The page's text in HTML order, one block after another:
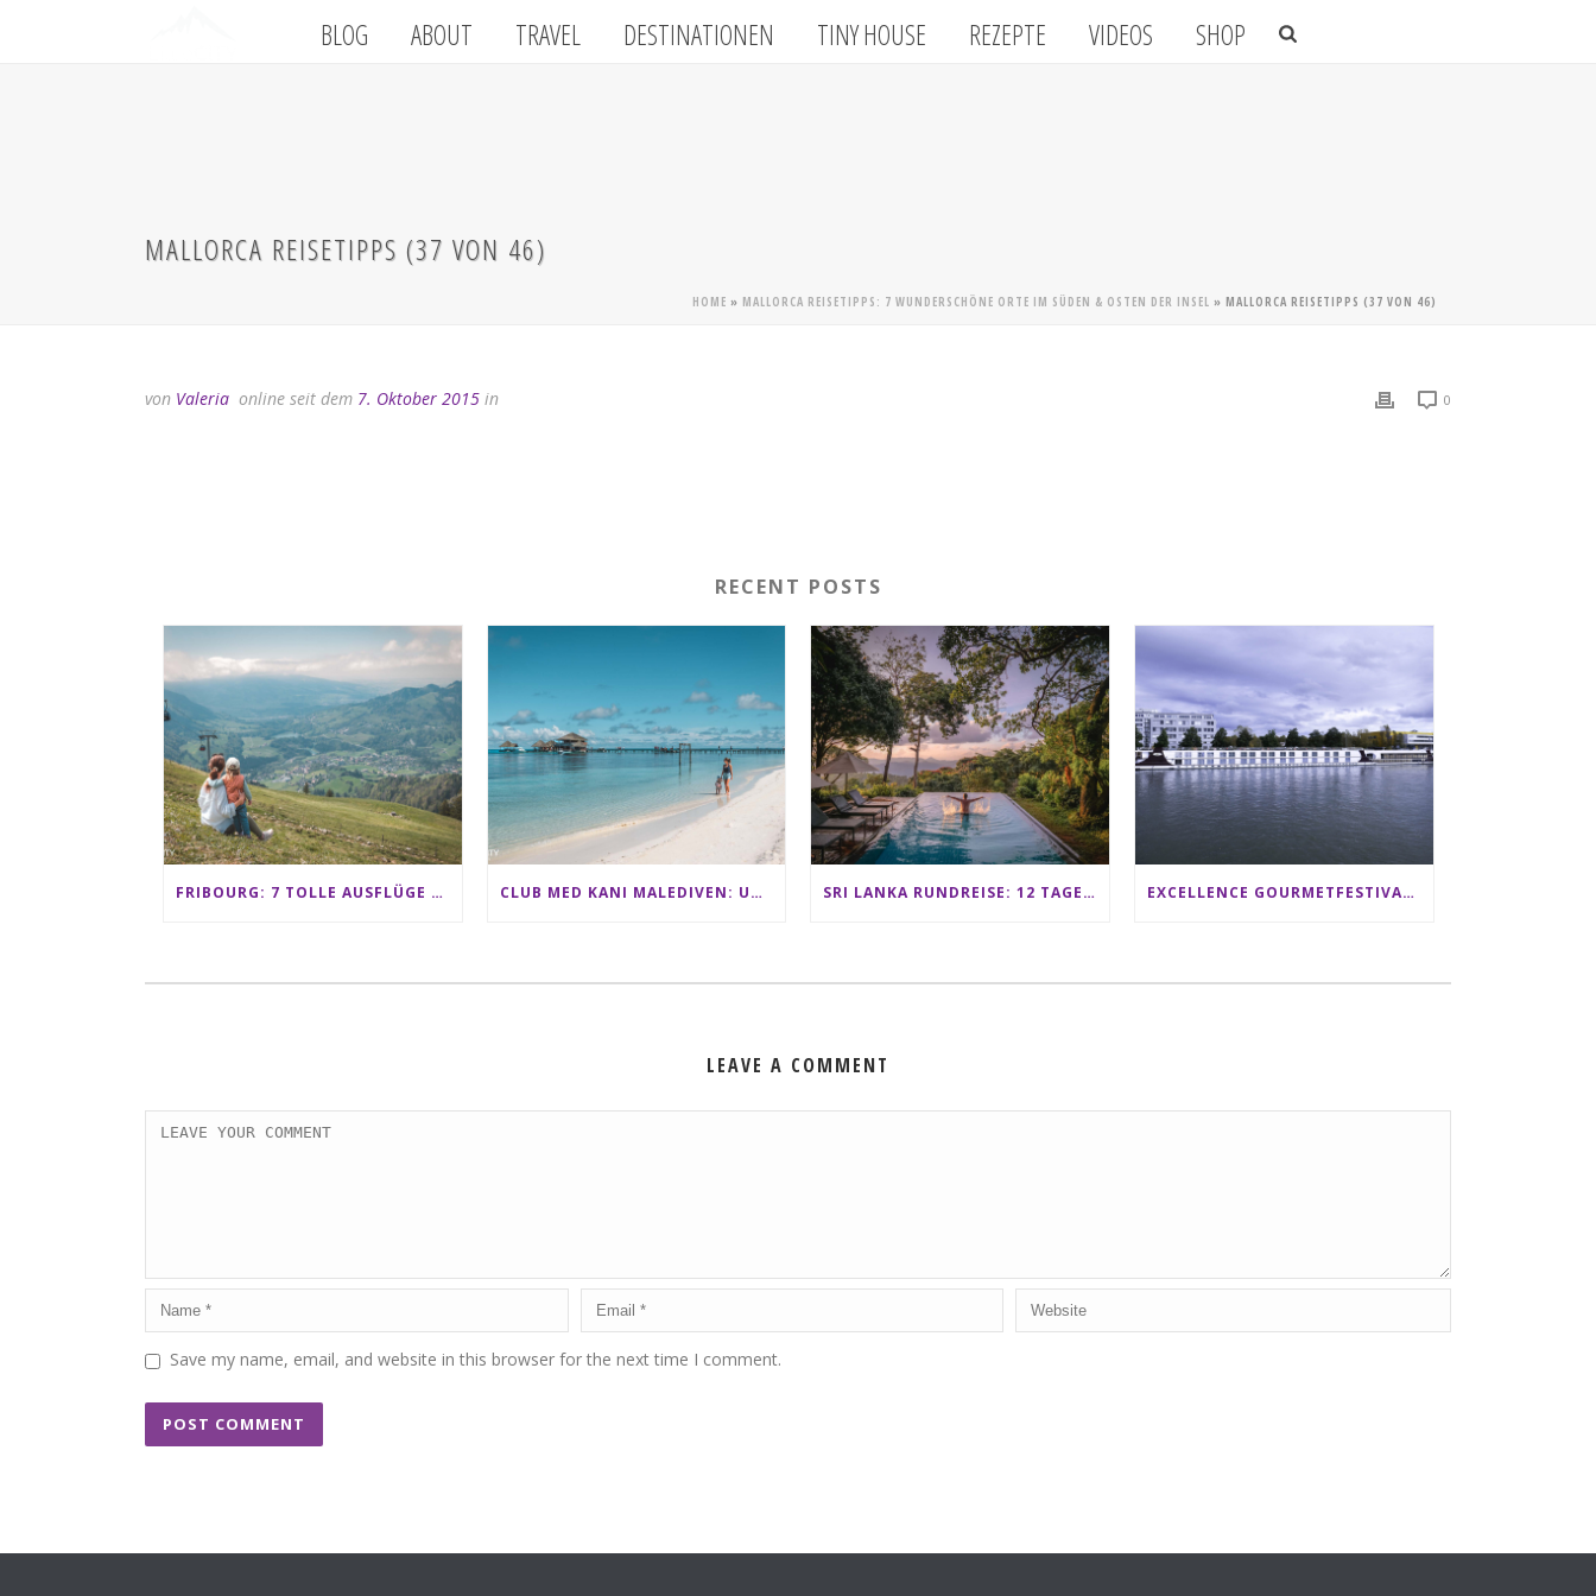
BLOG ABOUT TRAVEL DESTINATIONEN TINY HOUSE REZEPTE VIDEOS SHOP
MALLORCA REISETIPPS (37 VON 46)
HOME » MALLORCA REISETIPPS: 7 WUNDERSCHÖNE ORTE IM SÜDEN & OSTEN DER INSEL » MALLORCA REISETIPPS (37 VON 46)
von Valeria online seit dem 7. Oktober 2015 in 0
RECENT POSTS
FRIBOURG: 7 TOLLE AUSFLÜGE FÜR FAMILIEN VON CHARMEY BIS LES PACCOTS CLUB MED KANI MALEDIVEN: UNSERE ERFAHRUNGEN IM ALL-INCLUSIVE PARADIES SRI LANKA RUNDREISE: 12 TAGE ZWISCHEN ELEFANTEN, TEEPLANTAGEN & STRAND ALS FAMILIE EXCELLENCE GOURMETFESTIVAL ´25: ZWEI STERNEKÖCHE ANTONIO GUIDA & DARIO MORESCO VERWÖHNEN IHRE GÄSTE AUF EINER LUXERIÖSEN SCHIFFSREISE
LEAVE A COMMENT
Save my name, email, and website in this browser for the next time I comment.